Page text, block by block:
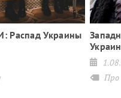
Распад Украины
Про